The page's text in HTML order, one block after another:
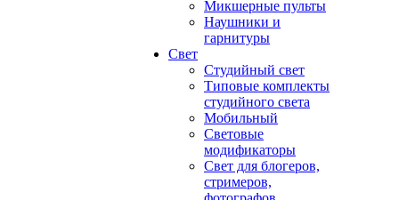
Микшерные пульты
Наушники и
гарнитуры
Свет
Студийный свет
Типовые комплекты
студийного света
Мобильный
Световые
модификаторы
Свет для блогеров,
стримеров,